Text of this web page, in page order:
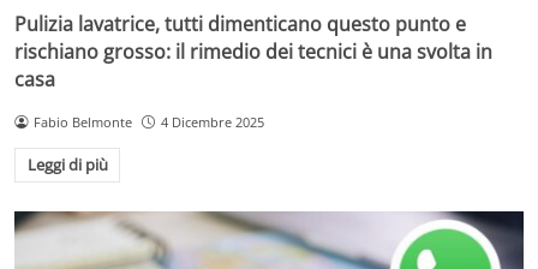
Pulizia lavatrice, tutti dimenticano questo punto e
rischiano grosso: il rimedio dei tecnici è una svolta in
casa
Fabio Belmonte 4 Dicembre 2025
Leggi di più